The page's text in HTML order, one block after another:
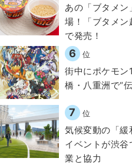
あの「ブタメ
場！「ブタメン
で発売！
6 位
街中にポケモ
橋・八重洲で“
7 位
気候変動の「緩
イベントが渋
業と協力